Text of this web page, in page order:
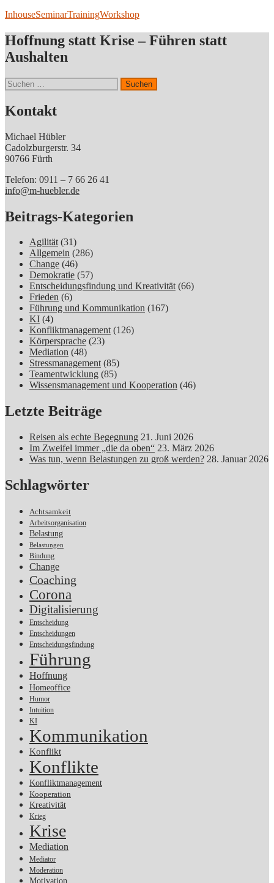
InhouseSeminarTrainingWorkshop
Hoffnung statt Krise – Führen statt
Aushalten
Suchen
nach:
Kontakt
Michael Hübler
Cadolzburgerstr. 34
90766 Fürth
Telefon: 0911 – 7 66 26 41
info@m-huebler.de
Beitrags-Kategorien
Agilität(31)
Allgemein (286)
Change (46)
Demokratie (57)
Entscheidungsfindung und Kreativität(66)
Frieden (6)
Führung und Kommunikation (167)
KI (4)
Konfliktmanagement(126)
Körpersprache (23)
Mediation (48)
Stressmanagement(85)
Teamentwicklung (85)
Wissensmanagement und Kooperation (46)
Letzte Beiträge
Reisen als echte Begegnung 21. Juni 2026
Im Zweifel immer „die da oben“ 23. März 2026
Was tun, wenn Belastungen zu groß werden? 28. Januar 2026
Schlagwörter
Achtsamkeit
Arbeitsorganisation
Belastung
Belastungen
Bindung
Change
Coaching
Corona
Digitalisierung
Entscheidung
Entscheidungen
Entscheidungsfindung
Führung
Hoffnung
Homeoffice
Humor
Intuition
KI
Kommunikation
Konflikt
Konflikte
Konfliktmanagement
Kooperation
Kreativität
Krieg
Krise
Mediation
Mediator
Moderation
Motivation